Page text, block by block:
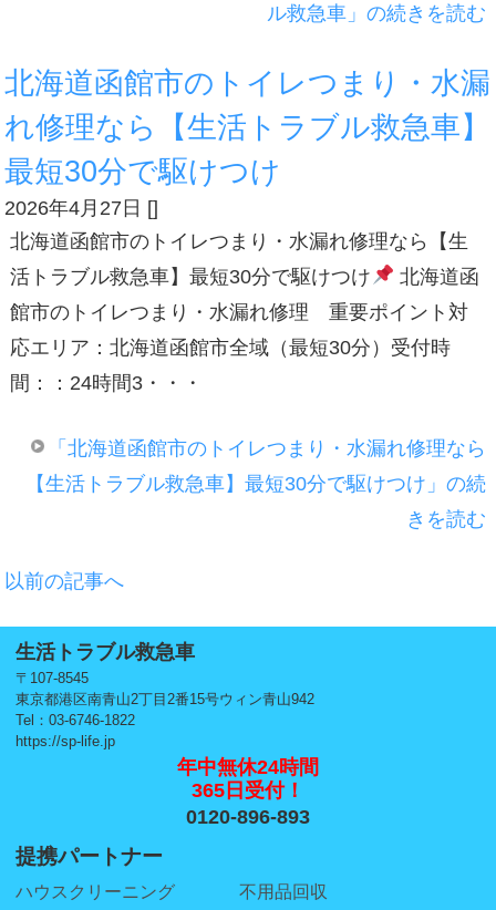
ル救急車」の続きを読む
北海道函館市のトイレつまり・水漏
れ修理なら【生活トラブル救急車】
最短30分で駆けつけ
2026年4月27日 []
北海道函館市のトイレつまり・水漏れ修理なら【生
活トラブル救急車】最短30分で駆けつけ
北海道函
館市のトイレつまり・水漏れ修理 重要ポイント対
応エリア：北海道函館市全域（最短30分）受付時
間：：24時間3・・・
「北海道函館市のトイレつまり・水漏れ修理なら
【生活トラブル救急車】最短30分で駆けつけ」の続
きを読む
以前の記事へ
生活トラブル救急車
〒107-8545
東京都港区南青山2丁目2番15号ウィン青山942
Tel：03-6746-1822
https://sp-life.jp
年中無休24時間
365日受付！
0120-896-893
提携パートナー
ハウスクリーニング 不用品回収